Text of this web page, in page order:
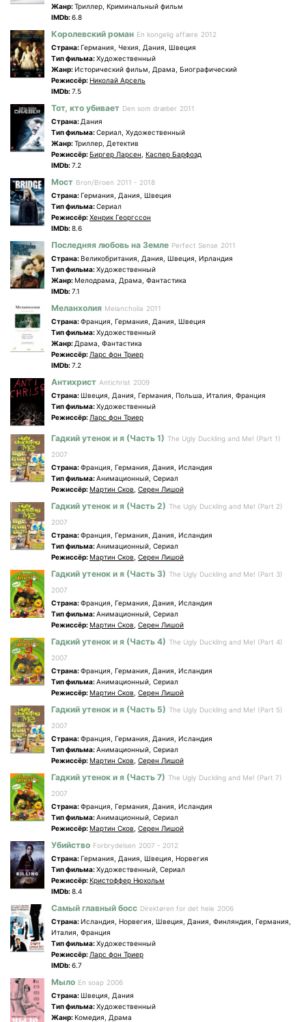
Жанр:Триллер, Криминальный фильм
IMDb:6.8
Королевский роман En kongelig affære 2012
Страна:Германия, Чехия, Дания, Швеция
Tип фильма:Художественный
Жанр:Исторический фильм, Драма, Биографический
Режиссёр:Николай Арсель
IMDb:7.5
Тот, кто убивает Den som dræber 2011
Страна: Дания
Tип фильма:Сериал, Художественный
Жанр:Триллер, Детектив
Режиссёр:Биргер Ларсен Каспер Барфоэд
IMDb:7.2
Мост Bron/Broen 2011 - 2018
Страна:Германия, Дания, Швеция
Tип фильма:Сериал
Режиссёр:Хенрик Георгссон
IMDb:8.6
Последняя любовь на Земле Perfect Sense 2011
Страна:Великобритания, Дания, Швеция, Ирландия
Tип фильма:Художественный
Жанр:Мелодрама, Драма, Фантастика
IMDb:7.1
Меланхолия Melancholia 2011
Страна:Франция, Германия, Дания, Швеция
Tип фильма:Художественный
Жанр: Драма, Фантастика
Режиссёр: Ларс фон Триер
IMDb:7.2
Антихрист Antichrist 2009
Страна:Швеция, Дания, Германия, Польша, Италия, Франция
Tип фильма:Художественный
Режиссёр: Ларс фон Триер
Гадкий утенок и я (Часть 1) The Ugly Duckling and Me! (Part 1)
2007
Страна:Франция, Германия, Дания, Исландия
Tип фильма:Анимационный, Сериал
Режиссёр:Мартин Сков Серен Лишой
Гадкий утенок и я (Часть 2) The Ugly Duckling and Me! (Part 2)
2007
Страна:Франция, Германия, Дания, Исландия
Tип фильма:Анимационный, Сериал
Режиссёр:Мартин Сков Серен Лишой
Гадкий утенок и я (Часть 3) The Ugly Duckling and Me! (Part 3)
2007
Страна:Франция, Германия, Дания, Исландия
Tип фильма:Анимационный, Сериал
Режиссёр:Мартин Сков Серен Лишой
Гадкий утенок и я (Часть 4) The Ugly Duckling and Me! (Part 4)
2007
Страна:Франция, Германия, Дания, Исландия
Tип фильма:Анимационный, Сериал
Режиссёр:Мартин Сков Серен Лишой
Гадкий утенок и я (Часть 5) The Ugly Duckling and Me! (Part 5)
2007
Страна:Франция, Германия, Дания, Исландия
Tип фильма:Анимационный, Сериал
Режиссёр:Мартин Сков Серен Лишой
Гадкий утенок и я (Часть 7) The Ugly Duckling and Me! (Part 7)
2007
Страна:Франция, Германия, Дания, Исландия
Tип фильма:Анимационный, Сериал
Режиссёр:Мартин Сков Серен Лишой
Убийство Forbrydelsen 2007 - 2012
Страна:Германия, Дания, Швеция, Норвегия
Tип фильма:Художественный, Сериал
Режиссёр:Кристоффер Нюхольм
IMDb:8.4
Самый главный босс Direktøren for det hele 2006
Страна:Исландия, Норвегия, Швеция, Дания, Финляндия, Германия,
Италия, Франция
Tип фильма:Художественный
Режиссёр: Ларс фон Триер
IMDb:6.7
Мыло En soap 2006
Страна:Швеция, Дания
Tип фильма:Художественный
Жанр:Комедия, Драма